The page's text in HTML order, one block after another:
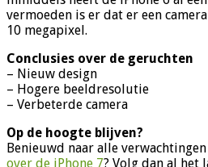
vermoeden is er dat er een
10 megapixel.
Conclusies over de geruchten
– Nieuw design
– Hogere beeldresolutie
– Verbeterde camera
Op de hoogte blijven?
Benieuwd naar alle
over de iPhone 7? Volg dan al het